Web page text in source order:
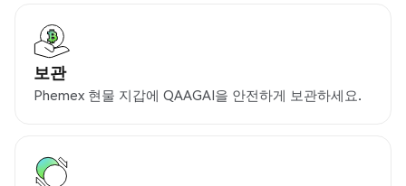
보관
Phemex 현물 지갑에 QAAGAI을 안전하게 보관하세요.